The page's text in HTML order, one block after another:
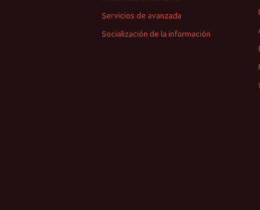
Servicios de avanzada
Socialización de la información